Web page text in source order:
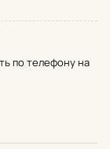
по телефону на